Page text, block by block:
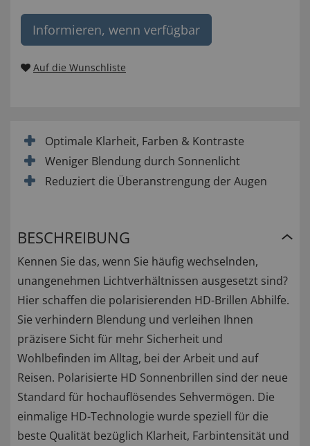
Informieren, wenn verfügbar
Auf die Wunschliste
Optimale Klarheit, Farben & Kontraste
Weniger Blendung durch Sonnenlicht
Reduziert die Überanstrengung der Augen
BESCHREIBUNG
Kennen Sie das, wenn Sie häufig wechselnden,
unangenehmen Lichtverhältnissen ausgesetzt sind?
Hier schaffen die polarisierenden HD-Brillen Abhilfe.
Sie verhindern Blendung und verleihen Ihnen
präzisere Sicht für mehr Sicherheit und
Wohlbefinden im Alltag, bei der Arbeit und auf
Reisen. Polarisierte HD Sonnenbrillen sind der neue
Standard für hochauflösendes Sehvermögen. Die
einmalige HD-Technologie wurde speziell für die
beste Qualität bezüglich Klarheit, Farbintensität und